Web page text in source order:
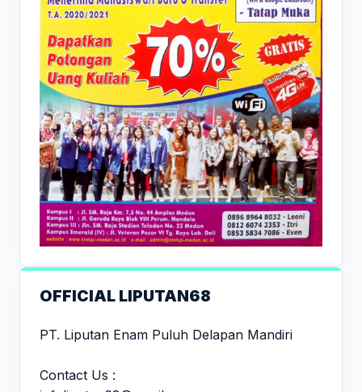
OFFICIAL LIPUTAN68
PT. Liputan Enam Puluh Delapan Mandiri
Contact Us :